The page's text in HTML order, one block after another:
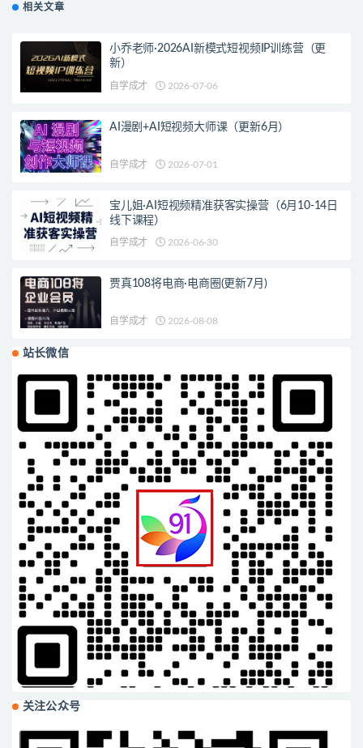
相关文章
小乔老师·2026AI新模式短视频IP训练营（更
新）
自学成才 2026-07-06
AI漫剧+AI短视频大师课（更新6月）
自学成才 2026-07-01
宝儿姐·AI短视频精准获客实操营（6月10-14日
线下课程）
自学成才 2026-06-30
贾真108将电商·电商圈(更新7月)
自学成才 2026-08-08
站长微信
关注公众号